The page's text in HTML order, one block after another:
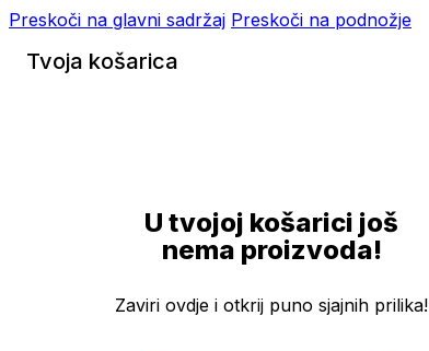
Preskoči na glavni sadržaj Preskoči na podnožje
Tvoja košarica
U tvojoj košarici još
nema proizvoda!
Zaviri ovdje i otkrij puno sjajnih prilika!